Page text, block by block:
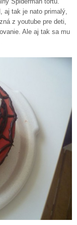
aj tak je nato primalý,
z youtube pre deti,
Ale aj tak sa mu